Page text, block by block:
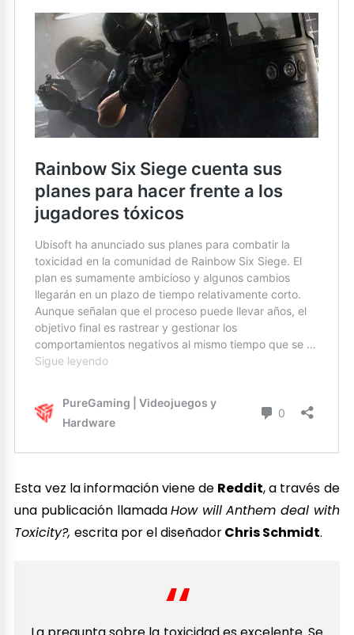
Esta vez la información viene de Reddit, a través de
una publicación llamadaHow will Anthem deal with
Toxicity?,escrita por el diseñadorChris Schmidt.